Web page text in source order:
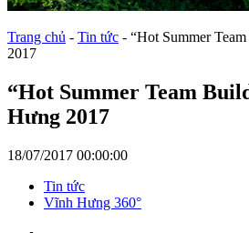
Trang chủ - Tin tức - “Hot Summer
2017
“Hot Summer Team
Hưng 2017
18/07/2017 00:00:00
Tin tức
Vĩnh Hưng 360°